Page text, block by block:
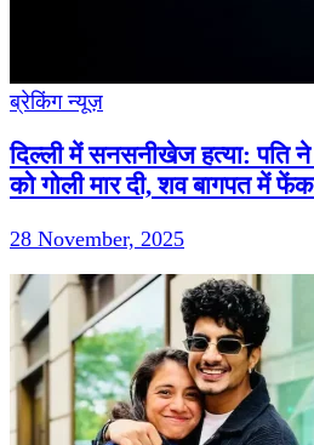
ब्रेकिंग न्यूज़
दिल्ली में सनसनीखेज हत्या: पति
को गोली मार दी, शव बागपत में
28 November, 2025